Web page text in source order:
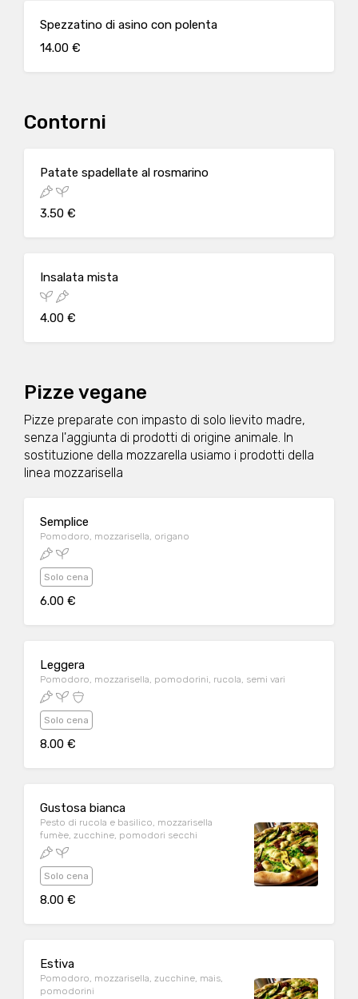
Spezzatino di asino con polenta
14.00 €
Contorni
Patate spadellate al rosmarino
3.50 €
Insalata mista
4.00 €
Pizze vegane
Pizze preparate con impasto di solo lievito madre,
senza l'aggiunta di prodotti di origine animale. In
sostituzione della mozzarella usiamo i prodotti della
linea mozzarisella
Semplice
Pomodoro, mozzarisella, origano
Solo cena
6.00 €
Leggera
Pomodoro, mozzarisella, pomodorini, rucola, semi vari
Solo cena
8.00 €
Gustosa bianca
Pesto di rucola e basilico, mozzarisella
fumèe, zucchine, pomodori secchi
Solo cena
8.00 €
Estiva
Pomodoro, mozzarisella, zucchine, mais,
pomodorini